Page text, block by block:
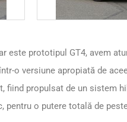
este prototipul GT4, avem
o versiune apropiată de
fiind propulsat de un sistem
o putere totală de peste